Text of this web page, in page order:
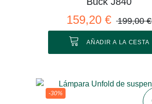
159,20 € 199,00 €
AÑADIR A LA CESTA
-30%